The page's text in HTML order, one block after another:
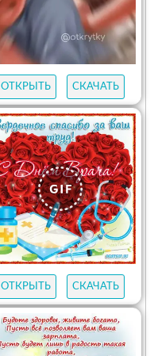
ОТКРЫТЬ СКАЧАТЬ
ОТКРЫТЬ СКАЧАТЬ